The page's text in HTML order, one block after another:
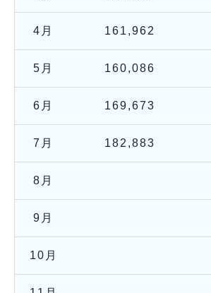
4月 161,962
5月 160,086
6月 169,673
7月 182,883
8月
9月
10月